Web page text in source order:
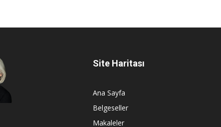
Site Haritası
Ana Sayfa
Belgeseller
Makaleler